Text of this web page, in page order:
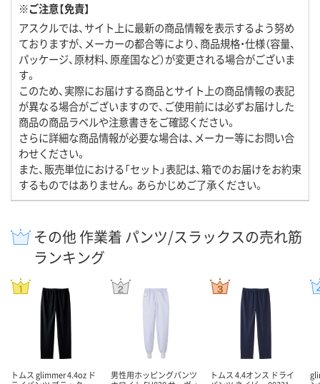
※ご注意【免責】
アスクルでは、サイト上に最新の商品情報を表示するよう努め
ておりますが、メーカーの都合等により、商品規格・仕様（容量、
パッケージ、原材料、原産国など）が変更される場合がございま
す。
このため、実際にお届けする商品とサイト上の商品情報の表記
が異なる場合がございますので、ご使用前には必ずお届けした
商品の商品ラベルや注意書きをご確認ください。
さらに詳細な商品情報が必要な場合は、メーカー等にお問い合
わせください。
また、販売単位における「セット」表記は、箱でのお届けをお約束
するものではありません。あらかじめご了承ください。
その他 作業着 パンツ/スラックスの売れ筋
ランキング
トムス glimmer 4.4oz ド
男性用ホッピングパンツ
トムス 4.4オンス ドライ